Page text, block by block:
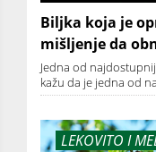
Biljka koja je
mišljenje da
Jedna od
kažu da je jedna od
LEKOVITO I